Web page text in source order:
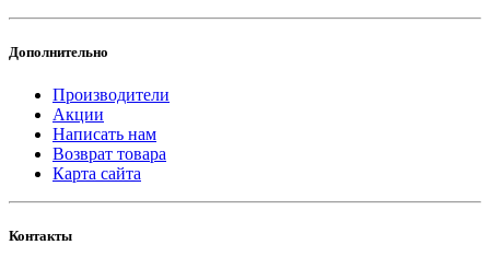
Дополнительно
Производители
Акции
Написать нам
Возврат товара
Карта сайта
Контакты